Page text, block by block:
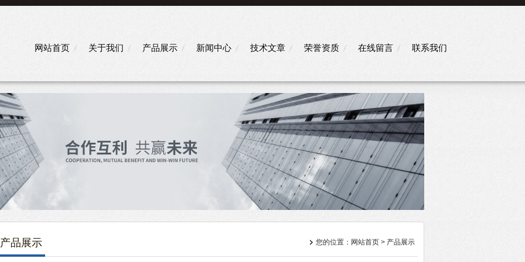
网站首页 关于我们 产品展示 新闻中心 技术文章 荣誉资质 在线留言 联系我们
产品展示 您的位置： 网站首页 > 产品展示